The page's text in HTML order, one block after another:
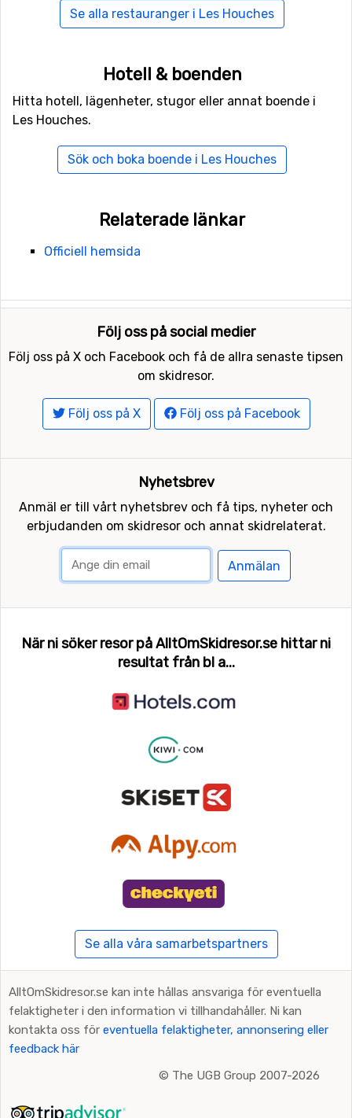
Se alla restauranger i Les Houches
Hotell & boenden
Hitta hotell, lägenheter, stugor eller annat boende i
Les Houches.
Sök och boka boende i Les Houches
Relaterade länkar
Officiell hemsida
Följ oss på social medier
Följ oss på X och Facebook och få de allra senaste tipsen
om skidresor.
Följ oss på X Följ oss på Facebook
Nyhetsbrev
Anmäl er till vårt nyhetsbrev och få tips, nyheter och
erbjudanden om skidresor och annat skidrelaterat.
Anmälan
När ni söker resor på AlltOmSkidresor.se hittar ni
resultat från bl a...
Se alla våra samarbetspartners
AlltOmSkidresor.se kan inte hållas ansvariga för eventuella
felaktigheter i den information vi tillhandahåller. Ni kan
kontakta oss för eventuella felaktigheter, annonsering eller
feedback här
© The UGB Group 2007-2026